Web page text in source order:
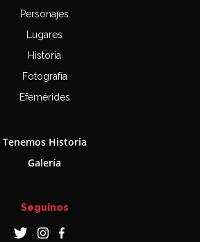
Personajes
Lugares
Historia
Fotografía
Efemérides
Tenemos Historia
Galería
Seguinos